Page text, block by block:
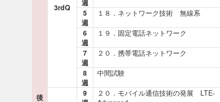
後
3rdQ
週
5
週
１８．ネットワーク技術 無線系
6
週
１９．固定電話ネットワーク
7
週
２０．携帯電話ネットワーク
8
週
中間試験
9
２０．モバイル通信技術の発展 LTE-